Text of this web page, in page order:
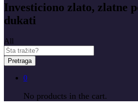
Investiciono zlato, zlatne
dukati
All
Pretraga
0
No products in the cart.